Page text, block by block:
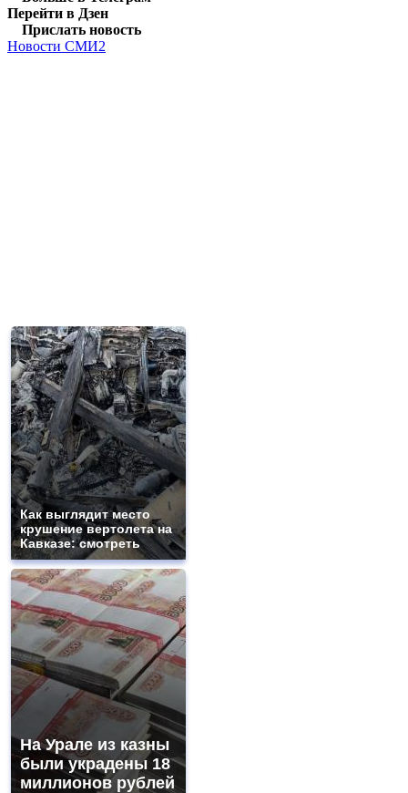
Перейти в Дзен
Прислать новость
Новости СМИ2
Как выглядит место
крушение вертолета на
Кавказе: смотреть
На Урале из казны
были украдены 18
миллионов рублей